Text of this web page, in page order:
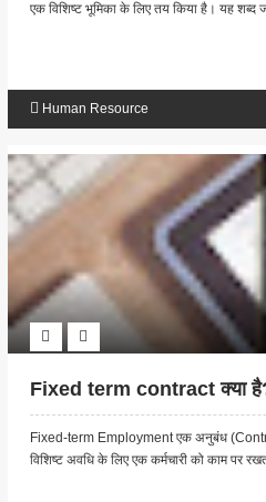
एक विशिष्ट भूमिका के लिए तय किया है। यह शब्द
Human Resource
Fixed term contract क्या
Fixed-term Employment एक अनुबंध
विशिष्ट अवधि के लिए एक कर्मचारी को काम पर